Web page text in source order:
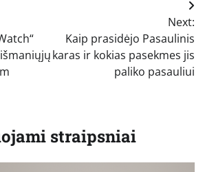
Next:
Kaip prasidėjo Pasaulinis
karas ir kokias pasekmes jis
paliko pasauliui
straipsniai